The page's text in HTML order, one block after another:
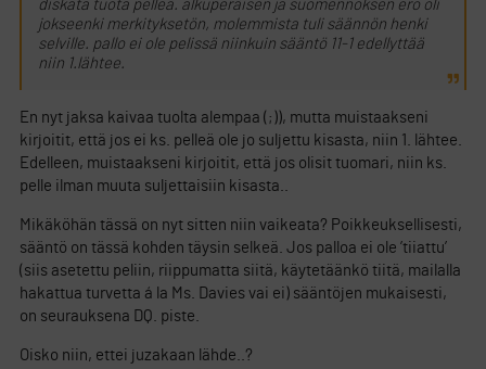
diskata tuota pelleä. alkuperäisen ja suomennoksen ero oli
jokseenki merkityksetön, molemmista tuli säännön henki
selville. pallo ei ole pelissä niinkuin sääntö 11-1 edellyttää
niin 1.lähtee.
En nyt jaksa kaivaa tuolta alempaa (;)), mutta muistaakseni
kirjoitit, että jos ei ks. pelleä ole jo suljettu kisasta, niin 1. lähtee.
Edelleen, muistaakseni kirjoitit, että jos olisit tuomari, niin ks.
pelle ilman muuta suljettaisiin kisasta..
Mikäköhän tässä on nyt sitten niin vaikeata? Poikkeuksellisesti,
sääntö on tässä kohden täysin selkeä. Jos palloa ei ole ’tiiattu’
(siis asetettu peliin, riippumatta siitä, käytetäänkö tiitä, mailalla
hakattua turvetta á la Ms. Davies vai ei) sääntöjen mukaisesti,
on seurauksena DQ. piste.
Oisko niin, ettei juzakaan lähde..?